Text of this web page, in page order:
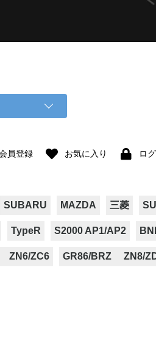
員登録 お気に入り ロ
SUBARU MAZDA 三菱
TypeR S2000 AP1/AP2
ZN6/ZC6 GR86/BRZ ZN8/